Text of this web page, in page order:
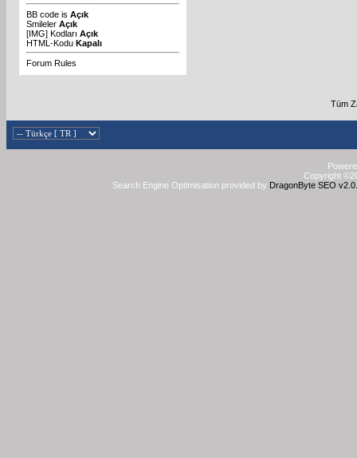
BB code is Açık
Smileler Açık
[IMG] Kodları Açık
HTML-Kodu Kapalı
Forum Rules
Tüm
Copyright
Search Engine Optimisation provided by DragonByte SEO